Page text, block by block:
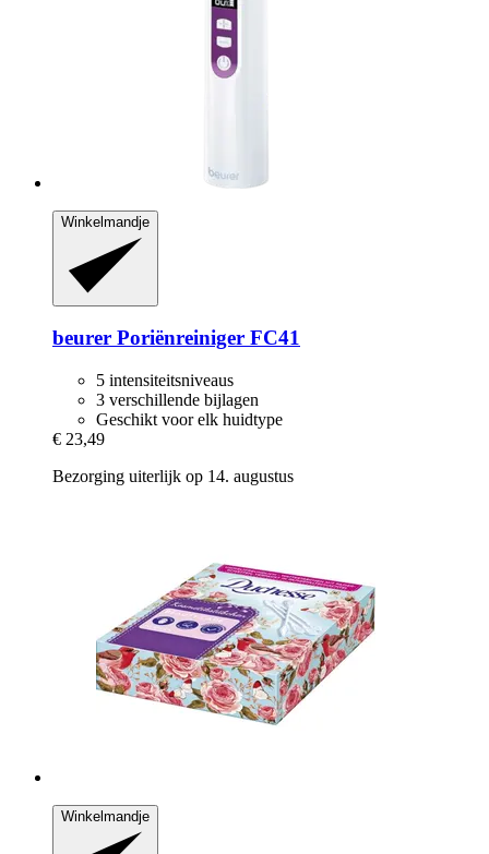
Winkelmandje
beurer Poriënreiniger FC41
5 intensiteitsniveaus
3 verschillende bijlagen
Geschikt voor elk huidtype
€ 23,49
Bezorging uiterlijk op 14. augustus
Winkelmandje